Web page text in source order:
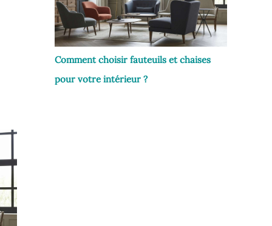
Comment choisir fauteuils et chaises
pour votre intérieur ?